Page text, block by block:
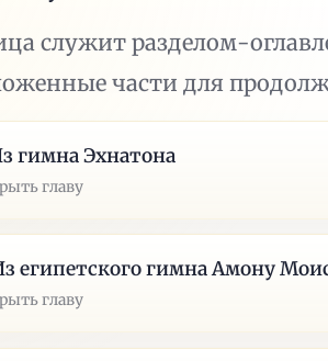
служит разделом-
части для
гимна Эхнатона
главу
египетского гимна Амону
главу